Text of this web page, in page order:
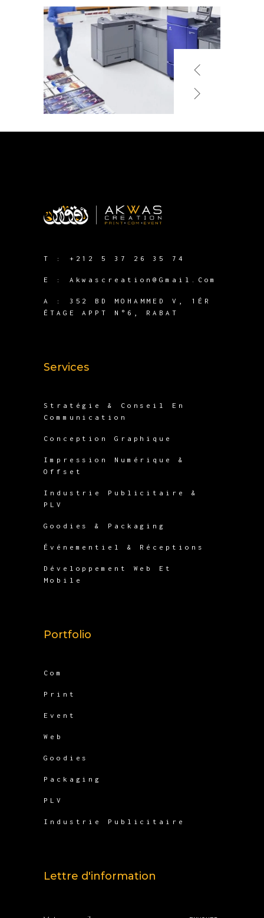
T : +212 5 37 26 35 74
E : Akwascreation@gmail.com
A :
352 BD MOHAMMED V, 1ÉR
ÉTAGE APPT N°6, RABAT
Services
Stratégie & Conseil En
Communication
Conception Graphique
Impression Numérique &
Offset
Industrie Publicitaire &
PLV
Goodies & Packaging
Événementiel & Réceptions
Développement Web Et
Mobile
Portfolio
Com
Print
Event
Web
Goodies
Packaging
PLV
Industrie Publicitaire
Lettre d'information